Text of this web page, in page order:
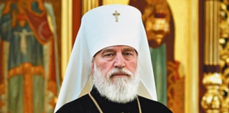
Перейти к основному содержанию